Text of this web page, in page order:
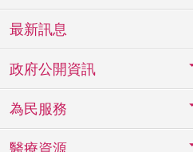
最新訊息
政府公開資訊
為民服務
醫療資源